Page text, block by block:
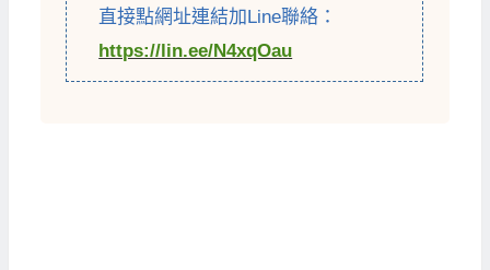
直接點網址連結加Line聯絡：
https://lin.ee/N4xqOau